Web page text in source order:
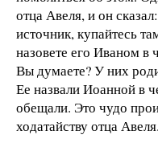
отца Авеля, и он
источник, купайтесь
назовете его Иваном в
Вы думаете? У них
Ее назвали Иоанной в
обещали. Это чудо
ходатайству отца Авеля.